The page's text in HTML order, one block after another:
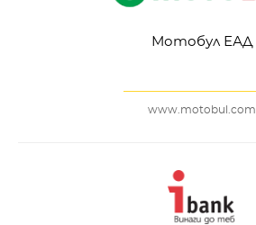
Мотобул ЕАД
www.motobul.com